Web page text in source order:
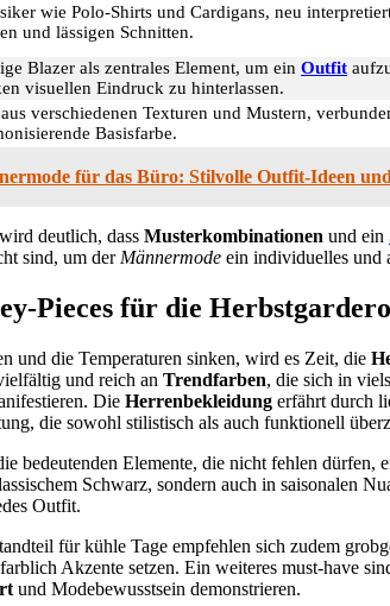
wie Polo-Shirts und Cardigans, neu
und lässigen Schnitten.
Blazer als zentrales Element, um ein Outfit
visuellen Eindruck zu hinterlassen.
verschiedenen Texturen und Mustern,
Basisfarbe.
für das Büro: Stilvolle Outfit-Ideen
deutlich, dass Musterkombinationen und ein
sind, um der Männermode ein individuelles und
Pieces für die
und die Temperaturen sinken, wird es Zeit, die
und reich an Trendfarben, die sich in
Die Herrenbekleidung erfährt durch
die sowohl stilistisch als auch funktionell
bedeutenden Elemente, die nicht fehlen dürfen,
Schwarz, sondern auch in saisonalen
Outfit.
für kühle Tage empfehlen sich zudem
Akzente setzen. Ein weiteres must-have
und Modebewusstsein demonstrieren.